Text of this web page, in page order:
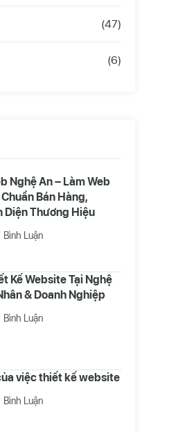
(47)
(6)
Nghệ An – Làm Web
Chuẩn Bán Hàng,
Diện Thương Hiệu
Bình Luận
Kế Website Tại Nghệ
& Doanh Nghiệp
Bình Luận
việc thiết kế website
Bình Luận